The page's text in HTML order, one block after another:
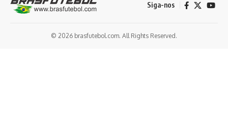
Siga-nos
© 2026 brasfutebol.com. All Rights Reserved.